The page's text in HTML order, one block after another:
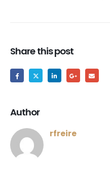
Share this post
Author
rfreire